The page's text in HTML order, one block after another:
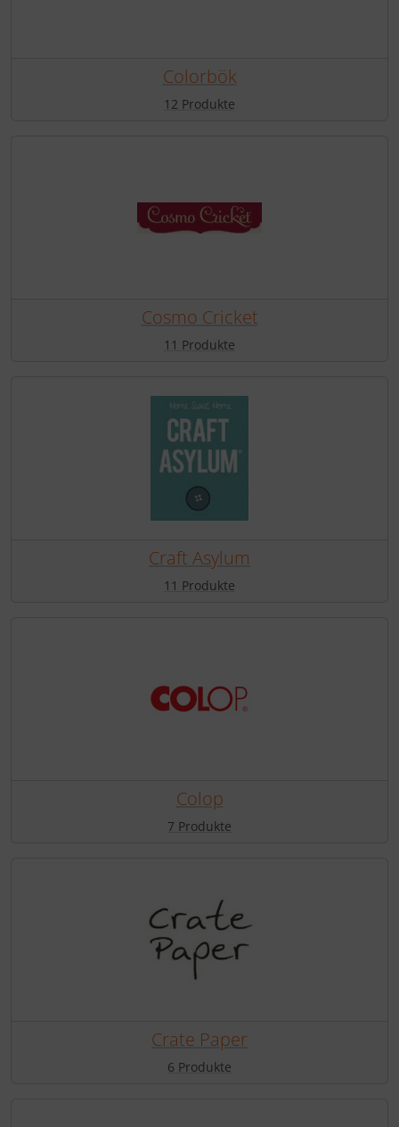
Colorbök
12 Produkte
Cosmo Cricket
11 Produkte
Craft Asylum
11 Produkte
Colop
7 Produkte
Crate Paper
6 Produkte